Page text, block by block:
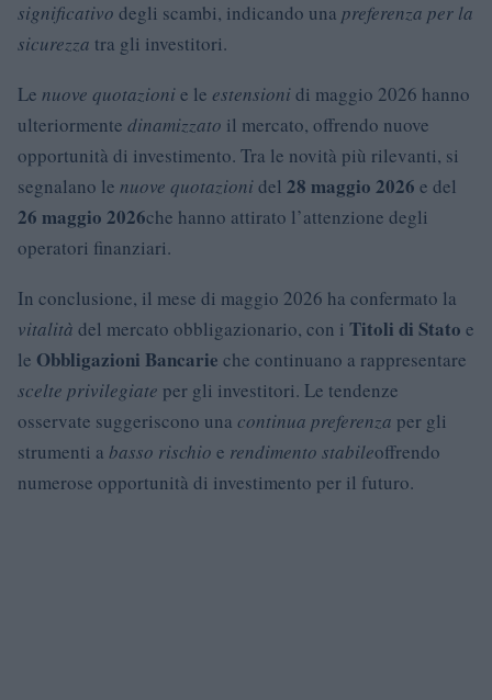
significativo degli scambi, indicando una preferenza per la
sicurezza tra gli investitori.
Le nuove quotazionie le estensionidi maggio 2026 hanno
ulteriormente dinamizzato il mercato, offrendo nuove
opportunità di investimento. Tra le novità più rilevanti, si
segnalano le nuove quotazionidel 28 maggio 2026 e del
26 maggio 2026che hanno attirato l’attenzione degli
operatori finanziari.
In conclusione, il mese di maggio 2026 ha confermato la
vitalità del mercato obbligazionario, con i Titoli di Stato e
le Obbligazioni Bancarie che continuano a rappresentare
scelte privilegiate per gli investitori. Le tendenze
osservate suggeriscono una continua preferenza per gli
strumenti a basso rischio e rendimento stabileoffrendo
numerose opportunità di investimento per il futuro.